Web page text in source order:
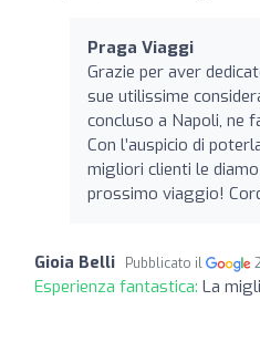
Praga Viaggi
Grazie per aver
sue utilissime
concluso a Napoli, ne
Con l’auspicio di
migliori clienti le
prossimo viaggio!
Gioia Belli Pubblicato il
Esperienza fantastica: La